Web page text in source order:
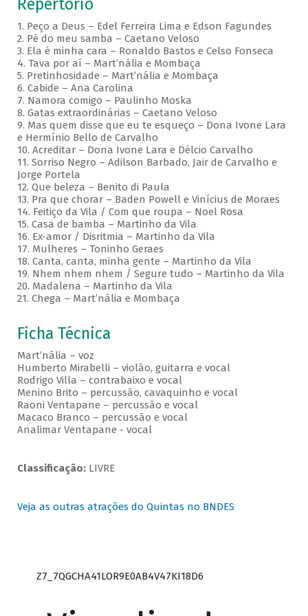
Repertório
1. Peço a Deus – Edel Ferreira Lima e Edson Fagundes
2. Pé do meu samba – Caetano Veloso
3. Ela é minha cara – Ronaldo Bastos e Celso Fonseca
4. Tava por aí – Mart’nália e Mombaça
5. Pretinhosidade – Mart’nália e Mombaça
6. Cabide – Ana Carolina
7. Namora comigo – Paulinho Moska
8. Gatas extraordinárias – Caetano Veloso
9. Mas quem disse que eu te esqueço – Dona Ivone Lara
e Hermínio Bello de Carvalho
10. Acreditar – Dona Ivone Lara e Délcio Carvalho
11. Sorriso Negro – Adilson Barbado, Jair de Carvalho e
Jorge Portela
12. Que beleza – Benito di Paula
13. Pra que chorar – Baden Powell e Vinícius de Moraes
14. Feitiço da Vila / Com que roupa – Noel Rosa
15. Casa de bamba – Martinho da Vila
16. Ex-amor / Disritmia – Martinho da Vila
17. Mulheres – Toninho Geraes
18. Canta, canta, minha gente – Martinho da Vila
19. Nhem nhem nhem / Segure tudo – Martinho da Vila
20. Madalena – Martinho da Vila
21. Chega – Mart’nália e Mombaça
Ficha Técnica
Mart’nália – voz
Humberto Mirabelli – violão, guitarra e vocal
Rodrigo Villa – contrabaixo e vocal
Menino Brito – percussão, cavaquinho e vocal
Raoni Ventapane – percussão e vocal
Macaco Branco – percussão e vocal
Analimar Ventapane - vocal
Classificação: LIVRE
Veja as outras atrações do Quintas no BNDES
Z7_7QGCHA41LOR9E0AB4V47KI18D6